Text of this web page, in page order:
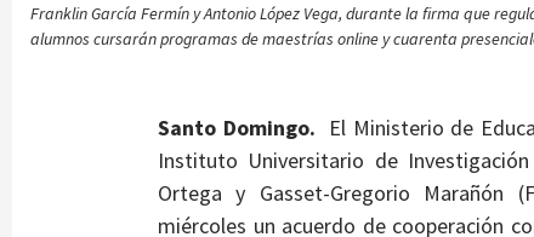
Franklin García Fermín y Antonio López Vega, durante la firma que
alumnos cursarán programas de maestrías online y cuarenta
Santo Domingo.
El Ministerio de
Instituto Universitario de
Ortega y Gasset-Gregorio Marañón
miércoles un acuerdo de cooperación